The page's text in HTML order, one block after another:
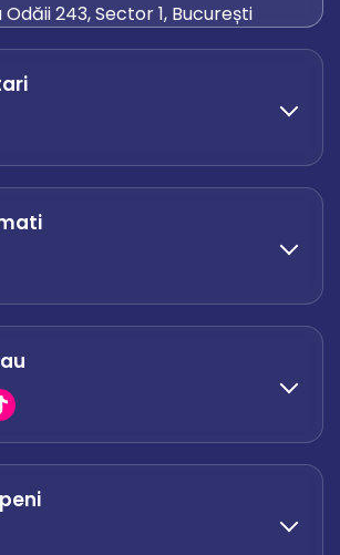
Odăii 243, Sector 1, București
194
428
852